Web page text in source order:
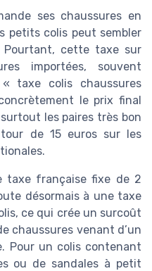
ses chaussures en
petits colis peut sembler
Pourtant, cette taxe sur
importées, souvent
« taxe colis chaussures
le prix final
les paires très bon
de 15 euros sur les
taxe française fixe de 2
désormais à une taxe
ce qui crée un surcoût
chaussures venant d’un
Pour un colis contenant
ou de sandales à petit